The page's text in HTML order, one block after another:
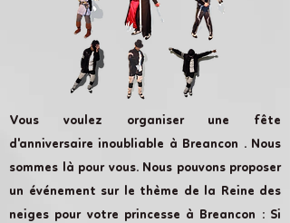
Vous voulez organiser une fête
d'anniversaire inoubliable à Breancon . Nous
sommes là pour vous. Nous pouvons proposer
un événement sur le thème de la Reine des
neiges pour votre princesse à Breancon : Si